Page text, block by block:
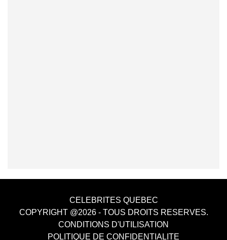
CELEBRITES QUEBEC
COPYRIGHT @2026 - TOUS DROITS RESERVES.
CONDITIONS D'UTILISATION
POLITIQUE DE CONFIDENTIALITE